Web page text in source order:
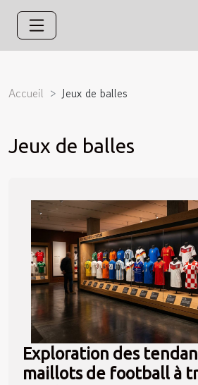
Accueil Jeux de balles
Jeux de balles
Exploration des
maillots de football à